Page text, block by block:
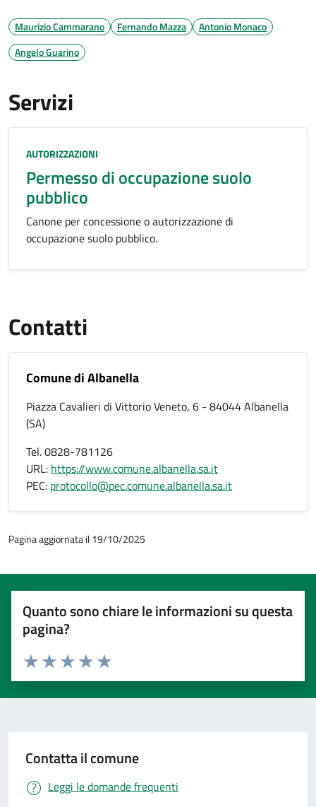
Maurizio Cammarano Fernando Mazza
Antonio Monaco
Angelo Guarino
Servizi
Categoria:
AUTORIZZAZIONI
Permesso di occupazione suolo
pubblico
Canone per concessione o autorizzazione di
occupazione suolo pubblico.
Contatti
Comune di Albanella
Piazza Cavalieri di Vittorio Veneto, 6 - 84044 Albanella
(SA)
Tel. 0828-781126
URL: https://www.comune.albanella.sa.it
PEC: protocollo@pec.comune.albanella.sa.it
Pagina aggiornata il 19/10/2025
Quanto sono chiare le informazioni su questa
pagina?
Valuta 5 stelle su 5
Valuta 4 stelle su 5
Valuta 3 stelle su 5
Valuta 2 stelle su 5
Valuta 1 stelle su 5
Contatta il comune
Leggi le domande frequenti